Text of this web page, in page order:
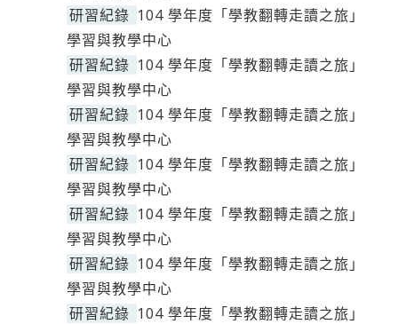
研習紀錄 104 學年度「學教翻轉走讀之旅」
學習與教學中心
研習紀錄 104 學年度「學教翻轉走讀之旅」
學習與教學中心
研習紀錄 104 學年度「學教翻轉走讀之旅」
學習與教學中心
研習紀錄 104 學年度「學教翻轉走讀之旅」
學習與教學中心
研習紀錄 104 學年度「學教翻轉走讀之旅」
學習與教學中心
研習紀錄 104 學年度「學教翻轉走讀之旅」
學習與教學中心
研習紀錄 104 學年度「學教翻轉走讀之旅」